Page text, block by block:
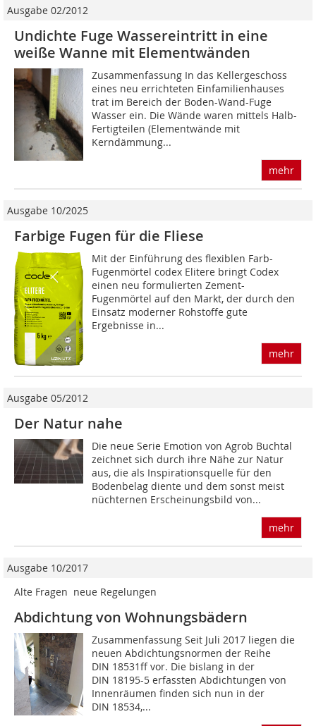
Ausgabe 02/2012
Undichte Fuge Wassereintritt in eine
weiße Wanne mit Elementwänden
Zusammenfassung In das Kellergeschoss
eines neu errichteten Einfamilienhauses
trat im Bereich der Boden-Wand-Fuge
Wasser ein. Die Wände waren mittels Halb-
Fertigteilen (Elementwände mit
Kerndämmung...
mehr
Ausgabe 10/2025
Farbige Fugen für die Fliese
Mit der Einführung des flexiblen Farb-
Fugenmörtel codex Elitere bringt Codex
einen neu formulierten Zement-
Fugenmörtel auf den Markt, der durch den
Einsatz moderner Rohstoffe gute
Ergebnisse in...
mehr
Ausgabe 05/2012
Der Natur nahe
Die neue Serie Emotion von Agrob Buchtal
zeichnet sich durch ihre Nähe zur Natur
aus, die als Inspirationsquelle für den
Bodenbelag diente und dem sonst meist
nüchternen Erscheinungsbild von...
mehr
Ausgabe 10/2017
Alte Fragen  neue Regelungen
Abdichtung von Wohnungsbädern
Zusammenfassung Seit Juli 2017 liegen die
neuen Abdichtungsnormen der Reihe
DIN 18531ff vor. Die bislang in der
DIN 18195-5 erfassten Abdichtungen von
Innenräumen finden sich nun in der
DIN 18534,...